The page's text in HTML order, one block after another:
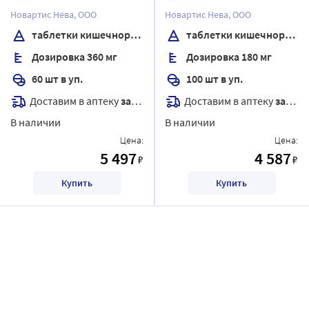
кишечнорастворимые,
покрытые оболочкой
Новартис Нева, ООО
таблетки кишечнорастворимые, покрытые Оболочкой
Дозировка 360 мг
60 шт в уп.
Доставим в аптекузавтра
В наличии
Цена:
5 497₽
Купить
кишечнорастворимые,
покрытые оболочкой
Новартис Нева, ООО
таблетки кишечнорастворимые, покрытые Оболочкой
Дозировка 180 мг
100 шт в уп.
Доставим в аптекузавтра
В наличии
Цена:
4 587₽
Купить